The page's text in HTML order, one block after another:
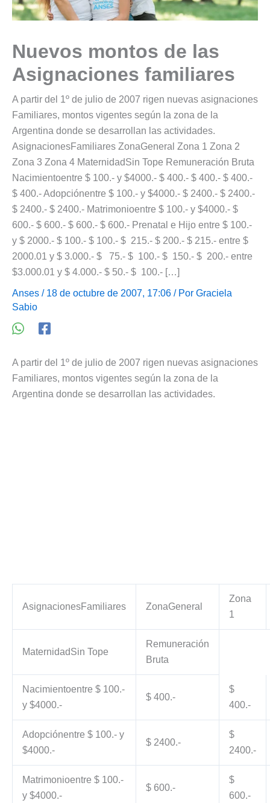
Nuevos montos de las
Asignaciones familiares
A partir del 1º de julio de 2007 rigen nuevas asignaciones
Familiares, montos vigentes según la zona de la
Argentina donde se desarrollan las actividades.
AsignacionesFamiliares ZonaGeneral Zona 1 Zona 2
Zona 3 Zona 4 MaternidadSin Tope Remuneración Bruta
Nacimientoentre $ 100.- y $4000.- $ 400.- $ 400.- $ 400.-
$ 400.- Adopciónentre $ 100.- y $4000.- $ 2400.- $ 2400.-
$ 2400.- $ 2400.- Matrimonioentre $ 100.- y $4000.- $
600.- $ 600.- $ 600.- $ 600.- Prenatal e Hijo entre $ 100.-
y $ 2000.- $ 100.- $ 100.- $ 215.- $ 200.- $ 215.- entre $
2000.01 y $ 3.000.- $ 75.- $ 100.- $ 150.- $ 200.- entre
$3.000.01 y $ 4.000.- $ 50.- $ 100.- […]
Anses / 18 de octubre de 2007, 17:06 / Por Graciela
Sabio
A partir del 1º de julio de 2007 rigen nuevas asignaciones
Familiares, montos vigentes según la zona de la
Argentina donde se desarrollan las actividades.
AsignacionesFamiliares ZonaGeneral
Zona
1
MaternidadSin Tope
Remuneración
Bruta
Nacimientoentre $ 100.-
y $4000.-
$ 400.-
$
400.-
Adopciónentre $ 100.- y
$4000.-
$ 2400.-
$
2400.-
Matrimonioentre $ 100.-
y $4000.-
$ 600.-
$
600.-